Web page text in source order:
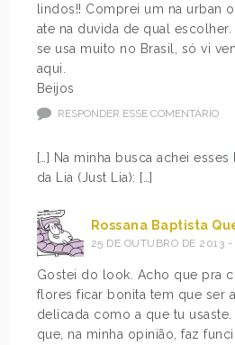
lindos!! Comprei um na urban
ate na duvida de qual escolher.
se usa muito no Brasil, só vi
aqui.
Beijos
RESPONDER ESSE COMENTÁRIO
[…] Na minha busca achei
da Lia (Just Lia): […]
Rossana Baptista
25 DE OUTUBRO DE 2013
Gostei do look. Acho que pra
flores ficar bonita tem que ser
delicada como a que tu usaste.
que, na minha opinião, faz